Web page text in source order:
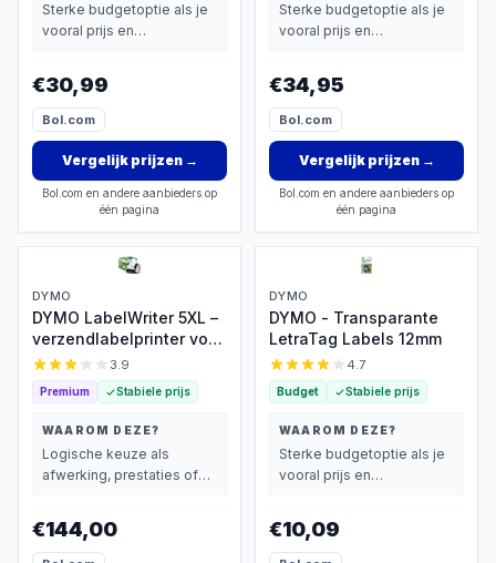
Sterke budgetoptie als je
vooral prijs en
€30,99
Bol.com
Vergelijk prijzen→
Bol.com en andere aanbieders op
één pagina
Sterke budgetoptie als je
vooral prijs en
€34,95
Bol.com
Vergelijk prijzen→
Bol.com en andere aanbieders op
één pagina
DYMO
DYMO LabelWriter 5XL –
verzendlabelprinter voor
webwinkeliers
3.9
Premium Stabiele prijs
WAAROM DEZE?
Logische keuze als
afwerking, prestaties of
€144,00
DYMO
DYMO - Transparante
LetraTag Labels 12mm
4.7
Budget Stabiele prijs
WAAROM DEZE?
Sterke budgetoptie als je
vooral prijs en
€10,09